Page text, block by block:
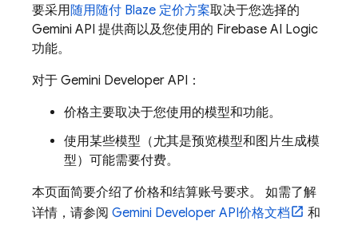
要采用随用随付 Blaze 定价方案取决于您选择的
Gemini API 提供商以及您使用的 Firebase AI Logic
功能。
对于 Gemini Developer API ：
价格主要取决于您使用的模型和功能。
使用某些模型（尤其是预览模型和图片生成模
型）可能需要付费。
本页面简要介绍了价格和结算账号要求。 如需了解
详情，请参阅 Gemini Developer API价格文档
和